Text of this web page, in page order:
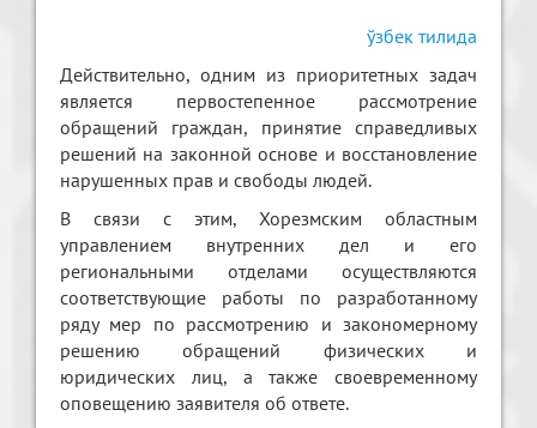
ўзбек тилида
Действительно, одним из приоритетных задач
является первостепенное рассмотрение
обращений граждан, принятие справедливых
решений на законной основе и восстановление
нарушенных прав и свободы людей.
В связи с этим, Хорезмским областным
управлением внутренних дел и его
региональными отделами осуществляются
соответствующие работы по разработанному
ряду мер по рассмотрению и закономерному
решению обращений физических и
юридических лиц, а также своевременному
оповещению заявителя об ответе.